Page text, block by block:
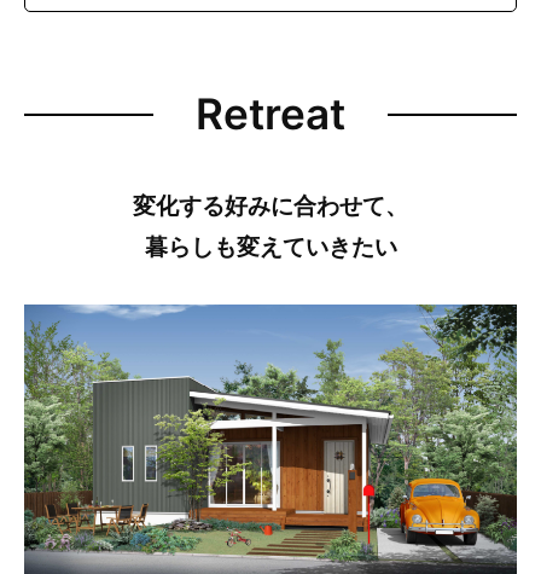
Retreat
変化する好みに合わせて、
暮らしも変えていきたい